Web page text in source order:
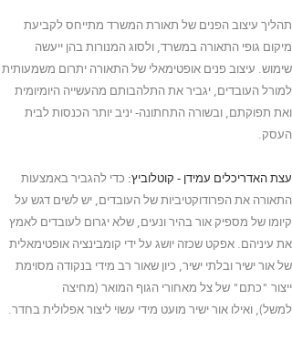
תהליך עיצוב הפנים של תאורת המשרד מתייחס לקביעת
מיקום גופי התאורה במשרד, ולסוג המנורות בהן ייעשה
שימוש. עיצוב פנים אופטימאלי של התאורה יתרום משמעותית
למורל העובדים, יגביר את התלהבותם מהעשייה היומיומית
ואת תפוקתם, ובשורה התחתונה- יניב יותר הכנסות לבית
העסק.
עצת האדריכלים עמידן - קוטלוביץ: כדי להגביר באמצעות
התאורה את הפרודוקטיביות של העובדים, יש לשים דגש על
קיומו של מספיק אור בהיר ונעים, שלא יגרום לעובדים לאמץ
את עיניהם. אפקט שכזה יושג על ידי קומבינציה אופטימאלית
של אור ישיר ובלתי ישיר, כיון שאור רב מידי בנקודה מסוימת
ייצור "כתם" של צל מאחורי הגוף המואר (מחיצה
למשל), ואילו אור ישיר מועט מידי עשוי ליצור אפלולית בחדר.